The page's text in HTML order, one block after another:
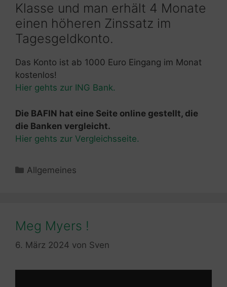
Klasse und man erhält 4 Monate
einen höheren Zinssatz im
Tagesgeldkonto.
Das Konto ist ab 1000 Euro Eingang im Monat
kostenlos!
Hier gehts zur ING Bank.
Die BAFIN hat eine Seite online gestellt, die
die Banken vergleicht.
Hier gehts zur Vergleichsseite.
Kategorien
Allgemeines
Meg Myers !
6. März 2024 von Sven